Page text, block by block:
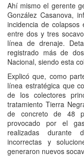
Ahí mismo el gerente
González Casanova,
incidencia de colapsos
entre dos y tres
línea de drenaje.
registrado más de
Nacional, siendo esta
Explicó que, como
línea estratégica que
de los colectores
tratamiento Tierra
de concreto de 48
provocado por el
realizadas durante
incorrectas y
generaron nuevos